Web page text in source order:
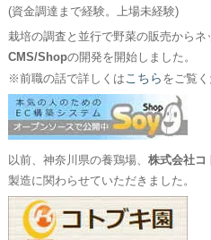
(資金調達まで経験。上場未経験)
栽培の調査と並行で野菜の販売から
CMS/Shopの開発を開始しました。
※前職の話で詳しくはこちら をご覧く
以前、神奈川県の養鶏場、 株式会社コ
製造に関わらせていただきました。